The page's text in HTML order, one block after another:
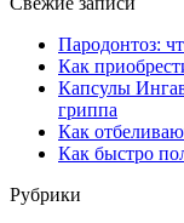
Пародонтоз:
Как
Капсулы
гриппа
Как
Как быстро
Рубрики